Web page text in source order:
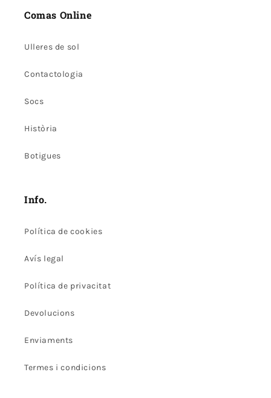
Comas Online
Ulleres de sol
Contactologia
Socs
Història
Botigues
Info.
Política de cookies
Avís legal
Política de privacitat
Devolucions
Enviaments
Termes i condicions